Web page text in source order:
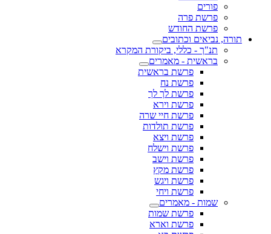
פורים
פרשת פרה
פרשת החודש
תורה, נביאים וכתובים
תנ"ך - כללי, ביקורת המקרא
בראשית - מאמרים
פרשת בראשית
פרשת נח
פרשת לך לך
פרשת וירא
פרשת חיי שרה
פרשת תולדות
פרשת ויצא
פרשת וישלח
פרשת וישב
פרשת מקץ
פרשת ויגש
פרשת ויחי
שמות - מאמרים
פרשת שמות
פרשת וארא